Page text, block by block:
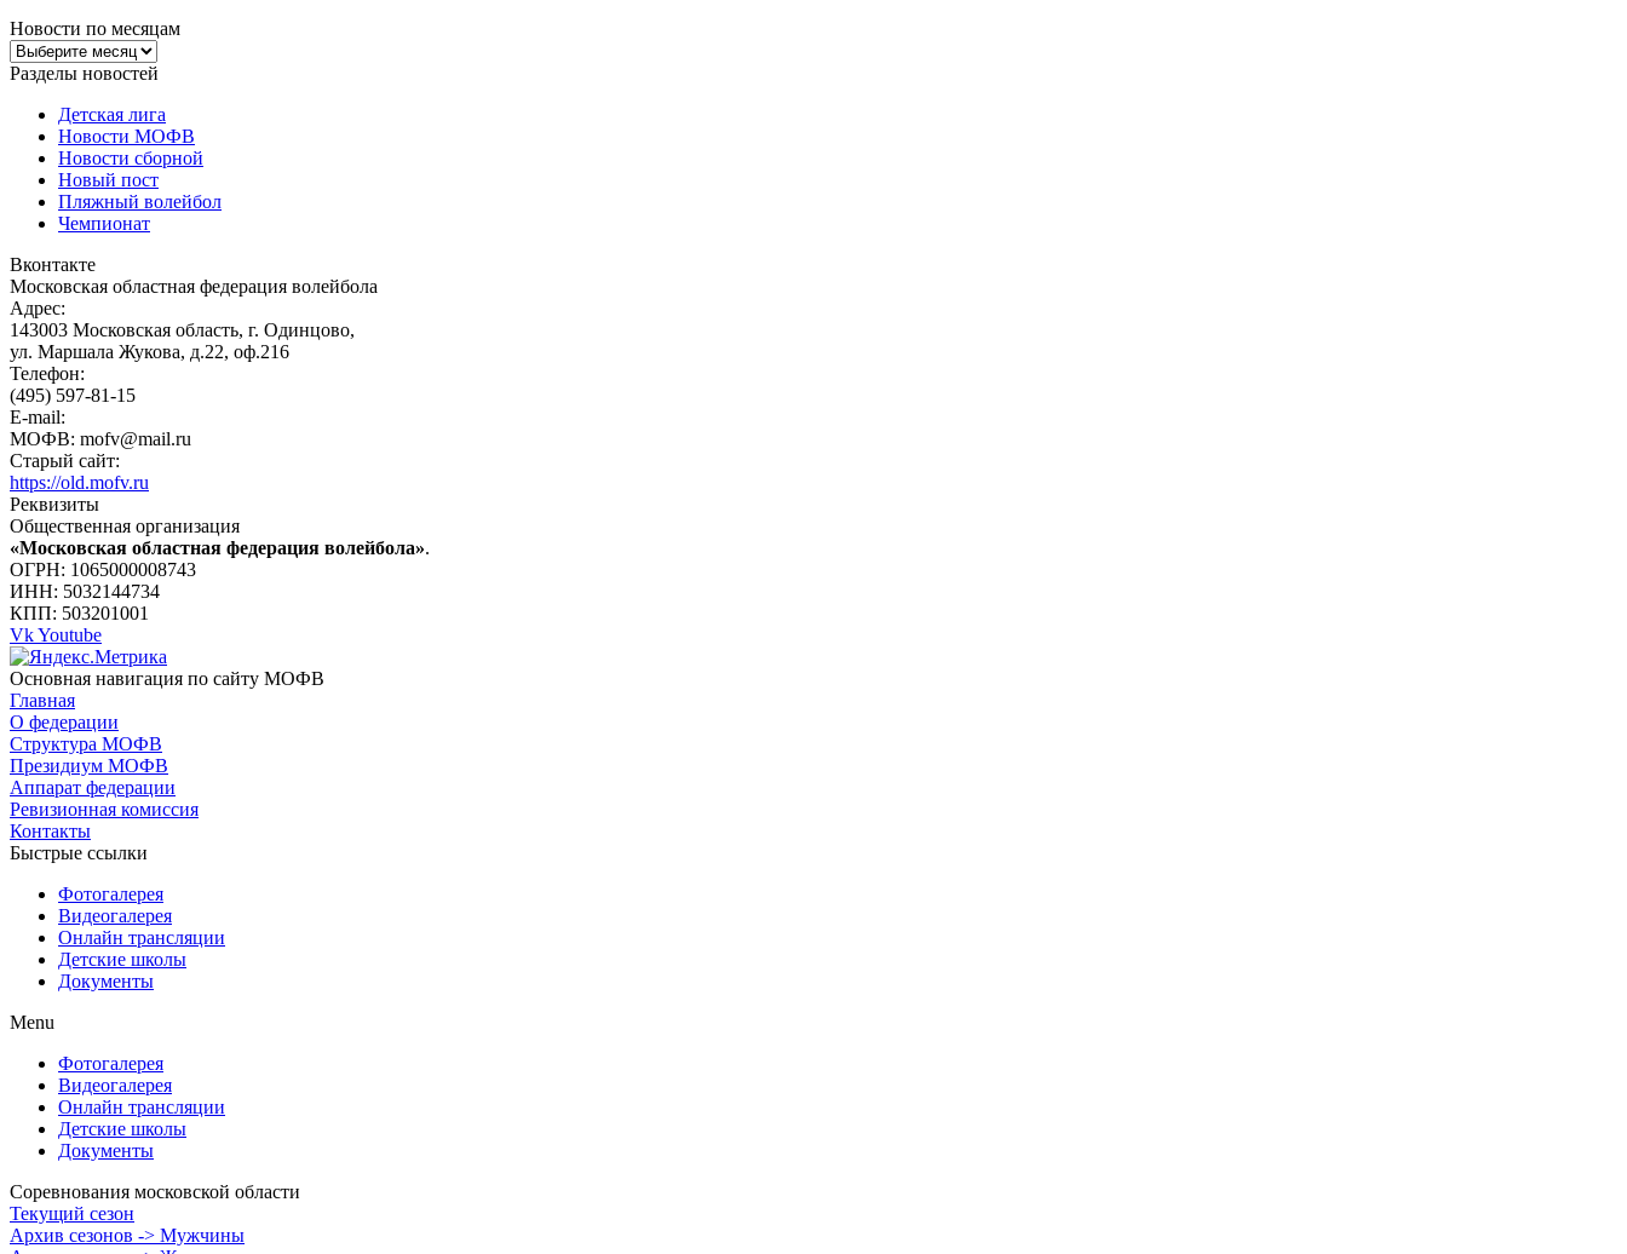
Новости по месяцам
Новости
по
Разделы новостей
Детская лига
Новости МОФВ
Новости сборной
Новый пост
Пляжный волейбол
Чемпионат
Вконтакте
Московская областная федерация волейбола
Адрес:
143003 Московская область, г. Одинцово,
ул. Маршала Жукова, д.22, оф.216
Телефон:
(495) 597-81-15
E-mail:
МОФВ: mofv@mail.ru
Старый сайт:
https://old.mofv.ru
Реквизиты
Общественная организация
«Московская областная федерация волейбола».
ОГРН: 1065000008743
ИНН: 5032144734
КПП: 503201001
VkYoutube
Основная навигация по сайту МОФВ
Главная
О федерации
Структура МОФВ
Президиум МОФВ
Аппарат федерации
Ревизионная комиссия
Контакты
Быстрые ссылки
Фотогалерея
Видеогалерея
Онлайн трансляции
Детские школы
Документы
Menu
Фотогалерея
Видеогалерея
Онлайн трансляции
Детские школы
Документы
Соревнования московской области
Текущий сезон
Архив сезонов -> Мужчины